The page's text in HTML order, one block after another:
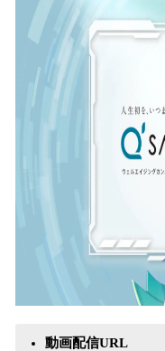
動画配信URL